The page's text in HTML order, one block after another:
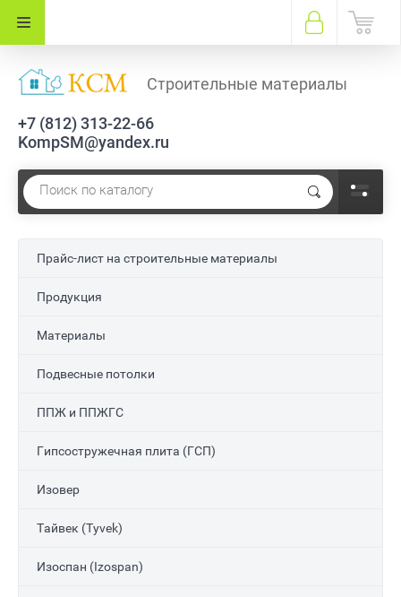
Строительные материалы
+7 (812) 313-22-66
KompSM@yandex.ru
Прайс-лист на строительные материалы
Продукция
Материалы
Подвесные потолки
ППЖ и ППЖГС
Гипсостружечная плита (ГСП)
Изовер
Тайвек (Tyvek)
Изоспан (Izospan)